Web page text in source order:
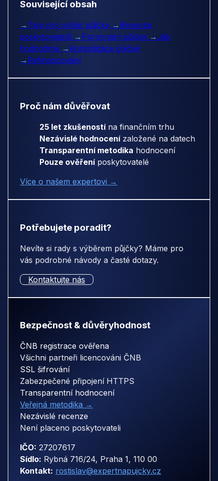
Související obsah
→ Tipy pro výběr půjčky → Recenze
poskytovatelů → Porovnání půjček →Jak
hodnotíme → Konsolidace půjček
→ Refinancování
Proč nám důvěřovat
25 let zkušenostína finančním trhu
Nezávislé hodnocenízaložené na datech
Transparentní metodika hodnocení
Pouze ověřeníposkytovatelé
Více o našem expertovi →
Potřebujete poradit?
Nevíte si rady s výběrem půjčky? Máme pro
vás podrobné návody a časté dotazy.
Kontaktujte nás
Bezpečnost & důvěryhodnost
ČNB registrace ověřena
Všichni partneři licencováni ČNB
SSL šifrování
Zabezpečené připojení HTTPS
Transparentní hodnocení
Veřejná metodika →
Nezávislé recenze
Není placeno poskytovateli
IČO: 27207617
Sídlo: Rybná 716/24, Praha 1, 110 00
Kontakt: rostislav@expertnapujcky.cz